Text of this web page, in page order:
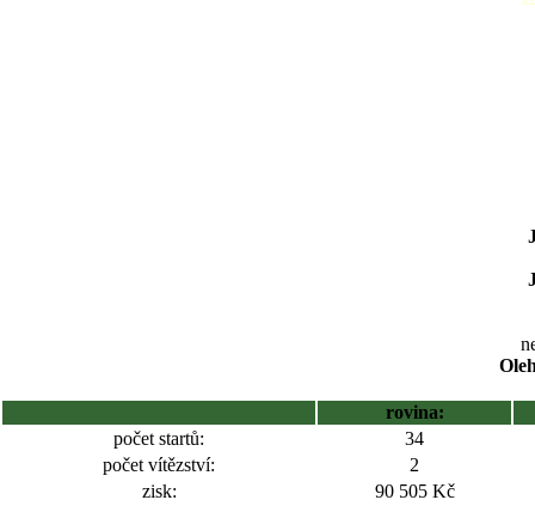
rovina:
počet startů:
34
počet vítězství:
2
zisk:
90 505 Kč